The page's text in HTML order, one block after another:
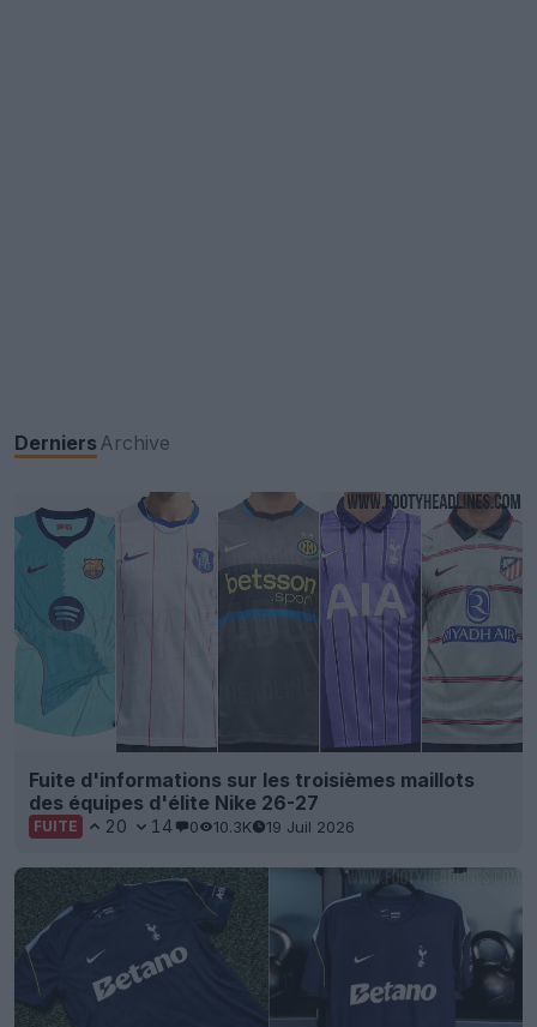
Derniers Archive
Fuite d'informations sur les troisièmes maillots
des équipes d'élite Nike 26-27
FUITE 20 14 0 10.3K 19 Juil 2026